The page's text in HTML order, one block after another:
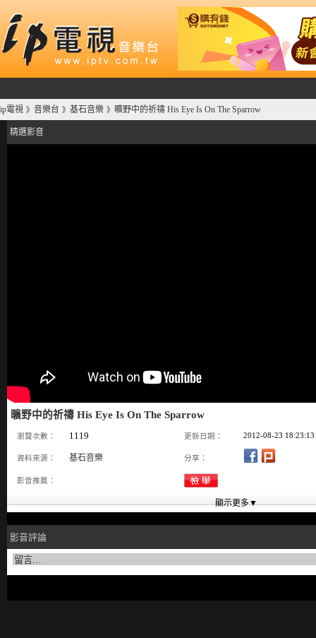
ip電視 》 音樂台 》 基石音樂 》 曠野中的祈禱 His Eye Is On The Sparrow
精選影音
曠野中的祈禱 His Eye Is On The Sparrow
瀏覽次數： 1119 更新日期： 2012-08-23 18:23:13
資料來源： 基石音樂 分享：
影音推薦：
影音評論